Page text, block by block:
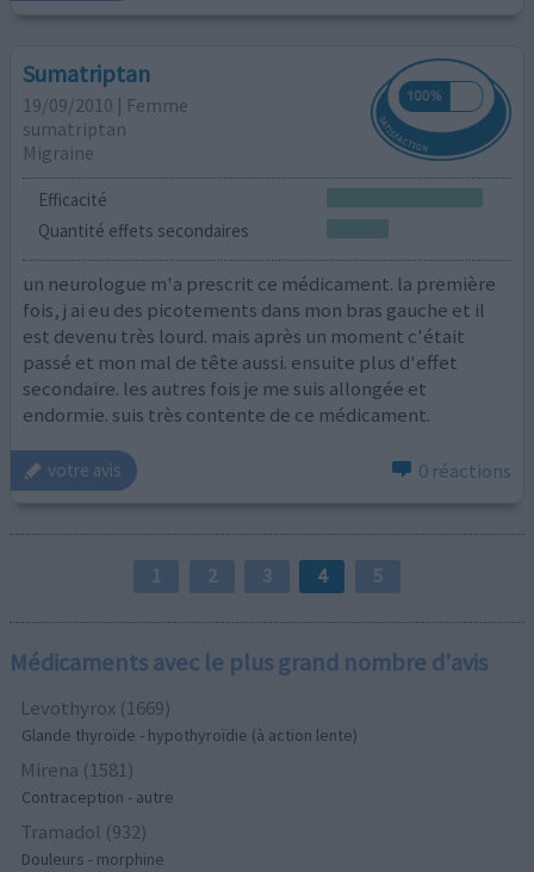
Sumatriptan
19/09/2010 | Femme
sumatriptan
Migraine
Efficacité
Quantité effets secondaires
un neurologue m'a prescrit ce médicament. la première
fois, j ai eu des picotements dans mon bras gauche et il
est devenu très lourd. mais après un moment c'était
passé et mon mal de tête aussi. ensuite plus d'effet
secondaire. les autres fois je me suis allongée et
endormie. suis très contente de ce médicament.
votre avis 0 réactions
1 2 3 4 5
Médicaments avec le plus grand nombre d'avis
Levothyrox (1669)
Glande thyroïde - hypothyroïdie (à action lente)
Mirena (1581)
Contraception - autre
Tramadol (932)
Douleurs - morphine